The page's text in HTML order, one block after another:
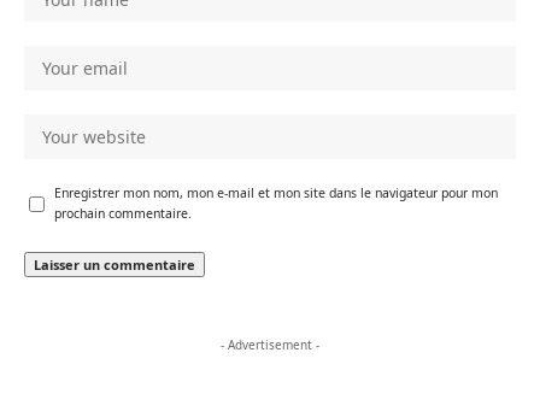
Enregistrer mon nom, mon e-mail et mon site dans le navigateur pour mon
prochain commentaire.
- Advertisement -